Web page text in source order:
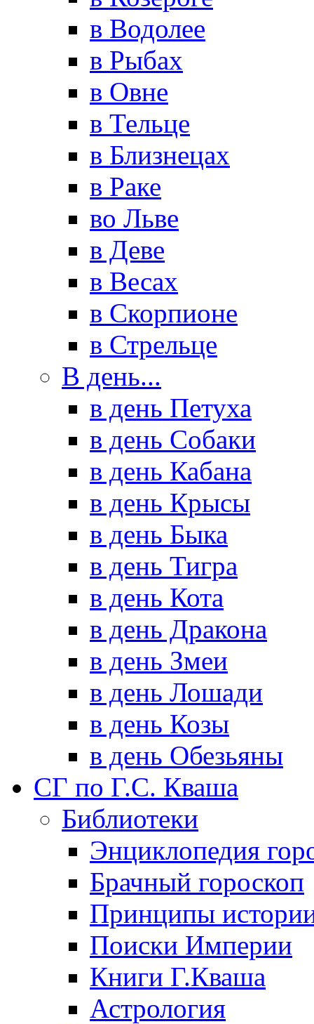
в Водолее
в Рыбах
в Овне
в Тельце
в Близнецах
в Раке
во Льве
в Деве
в Весах
в Скорпионе
в Стрельце
В день...
в день Петуха
в день Собаки
в день Кабана
в день Крысы
в день Быка
в день Тигра
в день Кота
в день Дракона
в день Змеи
в день Лошади
в день Козы
в день Обезьяны
СГ по Г.С. Кваша
Библиотеки
Энциклопедия
Брачный гороскоп
Принципы
Поиски Империи
Книги Г.Кваша
Астрология